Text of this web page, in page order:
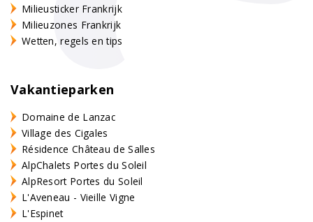
Milieusticker Frankrijk
Milieuzones Frankrijk
Wetten, regels en tips
Vakantieparken
Domaine de Lanzac
Village des Cigales
Résidence Château de Salles
AlpChalets Portes du Soleil
AlpResort Portes du Soleil
L'Aveneau - Vieille Vigne
L'Espinet